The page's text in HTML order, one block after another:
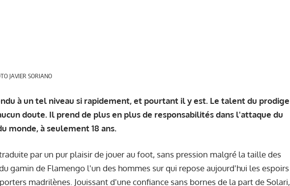
JAVIER SORIANO
à un tel niveau si rapidement, et pourtant il y est. Le talent du prodige
doute. Il prend de plus en plus de responsabilités dans l'attaque du
monde, à seulement 18 ans.
par un pur plaisir de jouer au foot, sans pression malgré la taille des
gamin de Flamengo l'un des hommes sur qui repose aujourd'hui les espoirs
madrilènes. Jouissant d'une confiance sans bornes de la part de Solari,